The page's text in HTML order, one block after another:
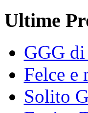
Ultime
GGG
Felce
Solito